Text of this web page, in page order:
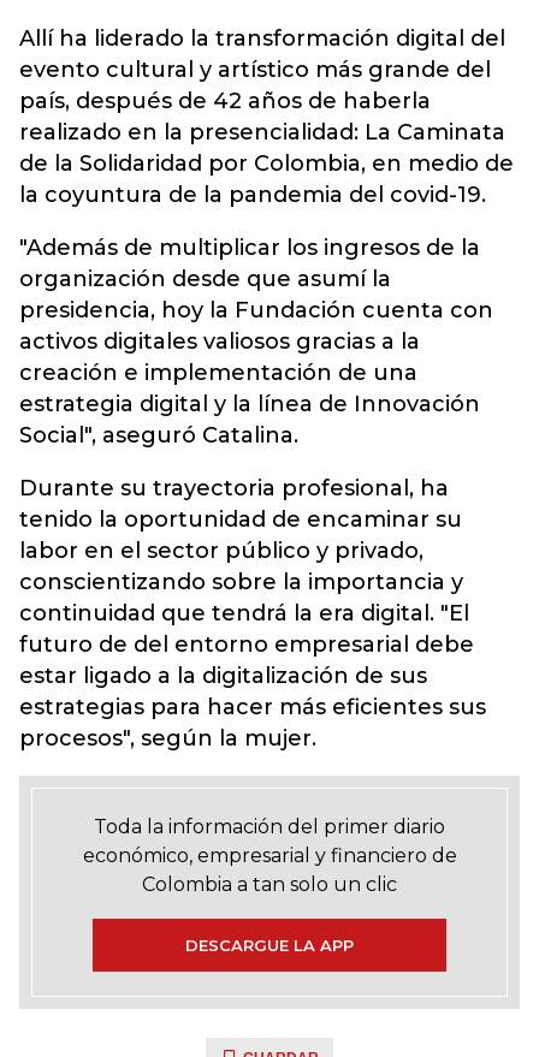
Allí ha liderado la transformación digital del
evento cultural y artístico más grande del
país, después de 42 años de haberla
realizado en la presencialidad: La Caminata
de la Solidaridad por Colombia, en medio de
la coyuntura de la pandemia del covid-19.
"Además de multiplicar los ingresos de la
organización desde que asumí la
presidencia, hoy la Fundación cuenta con
activos digitales valiosos gracias a la
creación e implementación de una
estrategia digital y la línea de Innovación
Social", aseguró Catalina.
Durante su trayectoria profesional, ha
tenido la oportunidad de encaminar su
labor en el sector público y privado,
conscientizando sobre la importancia y
continuidad que tendrá la era digital. "El
futuro de del entorno empresarial debe
estar ligado a la digitalización de sus
estrategias para hacer más eficientes sus
procesos", según la mujer.
Toda la información del primer diario
económico, empresarial y financiero de
Colombia a tan solo un clic
DESCARGUE LA APP